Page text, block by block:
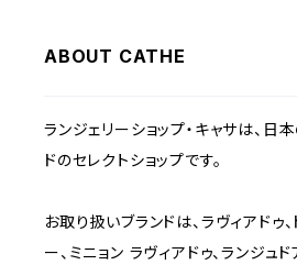
C70
C75
BEIGE
NAVY
1000~
2000~
ABOUT CATHE
ランジェリーショップ・キャサは、日
ドのセレクトショップです。
お取り扱いブランドは、ラヴィアドゥ
ー、ミニョン ラヴィアドゥ、ランジュド